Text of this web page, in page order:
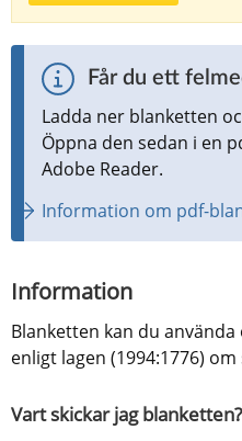
Får du ett
Ladda ner blanketten
Öppna den sedan i en
Adobe Reader.
Information om pdf-
Information
Blanketten kan du
enligt lagen (1994:1776)
Vart skickar jag blanketten?